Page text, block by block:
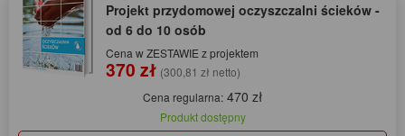
Projekt przydomowej oczyszczalni ścieków -
od 6 do 10 osób
Cena w ZESTAWIE z projektem
370 zł (300,81 zł netto)
Cena regularna: 470 zł
Produkt dostępny